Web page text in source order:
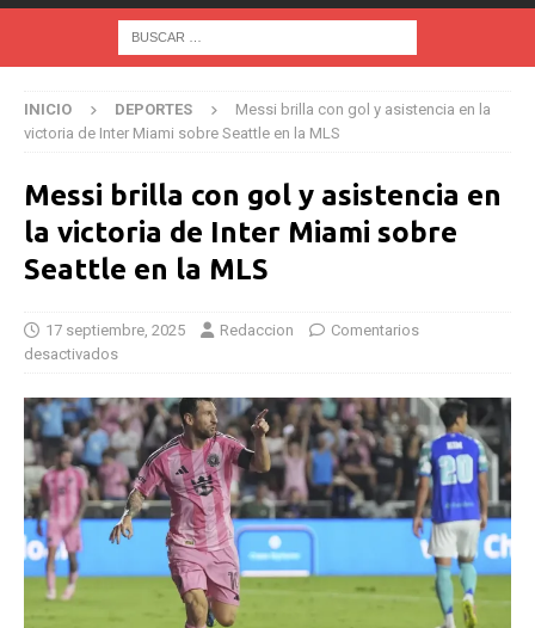
INICIO DEPORTES
Messi brilla con gol y asistencia en la
victoria de Inter Miami sobre Seattle en la MLS
Messi brilla con gol y asistencia en
la victoria de Inter Miami sobre
Seattle en la MLS
17 septiembre, 2025 Redaccion
Comentarios
desactivados